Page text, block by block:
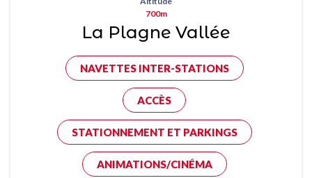
700m
La Plagne Vallée
NAVETTES INTER-STATIONS
ACCÈS
STATIONNEMENT ET PARKINGS
ANIMATIONS/CINÉMA